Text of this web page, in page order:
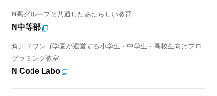
N高グループと共通したあたらしい教育
N中等部
角川ドワンゴ学園が運営する小学生・中学生・高校生向けプロ
グラミング教室
N Code Labo